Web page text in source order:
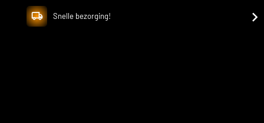
Snelle bezorging!